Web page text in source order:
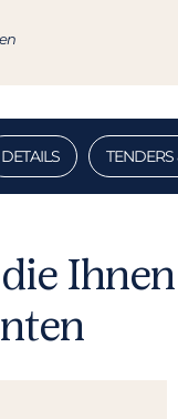
DETAILS TENDERS
Ihnen